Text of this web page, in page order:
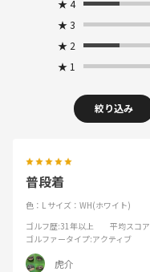
★ 4
★ 3
★ 2
★ 1
絞り込み
普段着
色：L サイズ：WH(ホワイト)
ゴルフ歴:31年以上 平均スコア
ゴルファータイプ:アクティブ
虎介